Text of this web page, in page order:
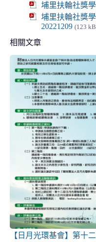
埔里扶輪社獎
埔里扶輪社獎
20221209 (123
相關文章
【日月光環基會】第十